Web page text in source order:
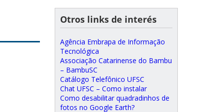
Otros links de interés
Agência Embrapa de Informação
Tecnológica
Associação Catarinense do Bambu
– BambuSC
Catálogo Telefônico UFSC
Chat UFSC – Como instalar
Como desabilitar quadradinhos de
fotos no Google Earth?